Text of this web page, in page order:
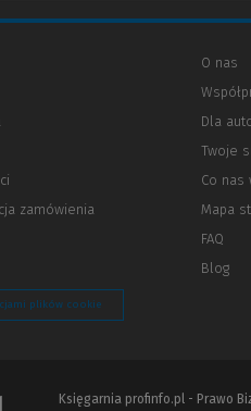
innej
zamówienia
O nas
Dla
Twoje
Co nas
Mapa
FAQ
Blog
plików cookie
Księgarnia profinfo.pl - Prawo